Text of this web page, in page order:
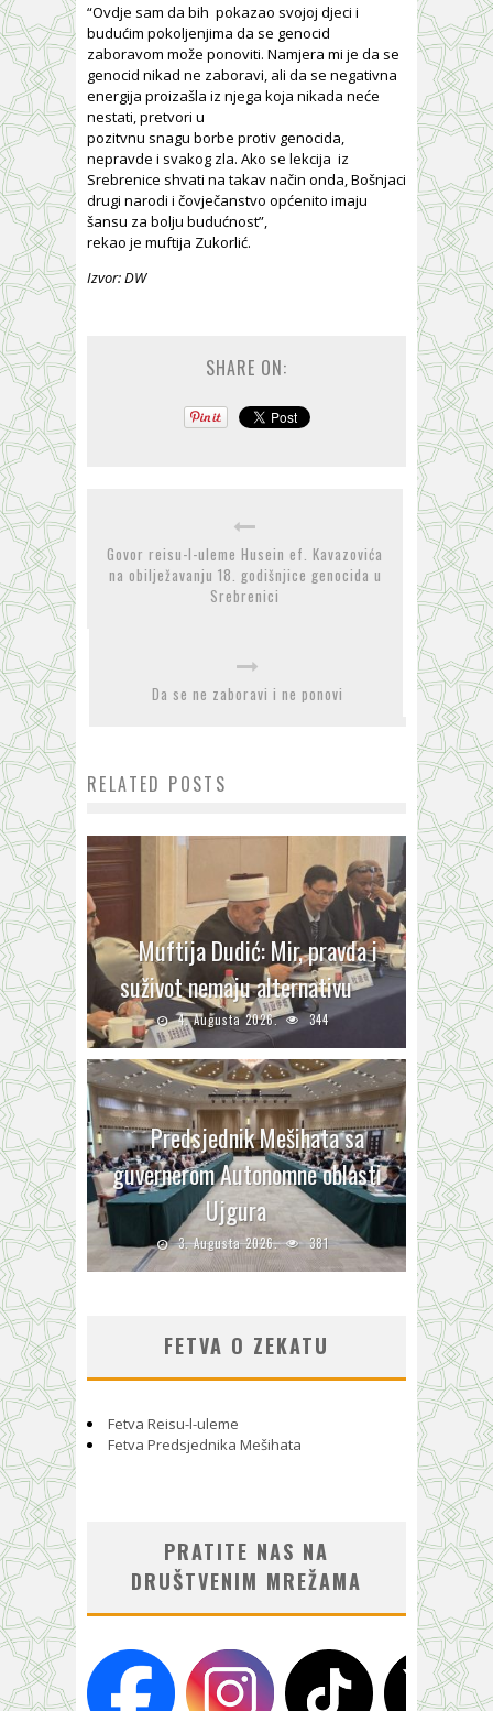
“Ovdje sam da bih pokazao svojoj djeci i
budućim pokoljenjima da se genocid
zaboravom može ponoviti. Namjera mi je da se
genocid nikad ne zaboravi, ali da se negativna
energija proizašla iz njega koja nikada neće
nestati, pretvori u
pozitvnu snagu borbe protiv genocida,
nepravde i svakog zla. Ako se lekcija iz
Srebrenice shvati na takav način onda, Bošnjaci
drugi narodi i čovječanstvo općenito imaju
šansu za bolju budućnost”,
rekao je muftija Zukorlić.
Izvor: DW
SHARE ON:
Govor reisu-l-uleme Husein ef. Kavazovića
na obilježavanju 18. godišnjice genocida u
Srebrenici
Da se ne zaboravi i ne ponovi
RELATED POSTS
Muftija Dudić: Mir, pravda i
suživot nemaju alternativu
4. Augusta 2026. 344
Predsjednik Mešihata sa
guvernerom Autonomne oblasti
Ujgura
3. Augusta 2026. 381
FETVA O ZEKATU
Fetva Reisu-l-uleme
Fetva Predsjednika Mešihata
PRATITE NAS NA
DRUŠTVENIM MREŽAMA